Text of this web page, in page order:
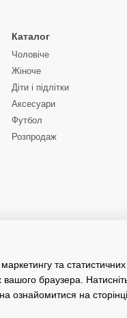
Каталог
Чоловіче
Жіноче
Діти і підлітки
Аксесуари
Футбол
Розпродаж
та
браузера.
ознайомитися на сторінці